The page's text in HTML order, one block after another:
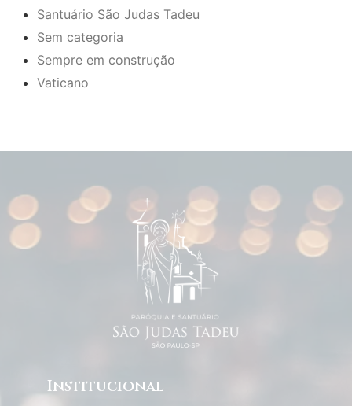
Santuário São Judas Tadeu
Sem categoria
Sempre em construção
Vaticano
Institucional